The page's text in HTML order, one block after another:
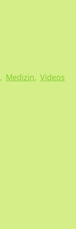
, Medizin, Videos